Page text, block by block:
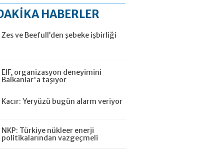
HABERLER
Zes ve Beefull’den şebeke işbirliği
EIF, organizasyon deneyimini
Balkanlar'a taşıyor
Kacır: Yeryüzü bugün alarm veriyor
NKP: Türkiye nükleer enerji
politikalarından vazgeçmeli